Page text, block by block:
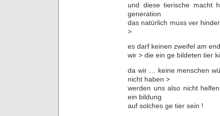
und diese tierische macht
generation
das natürlich muss ver
>
es darf keinen zweifel am
wir > die ein ge bildeten tier
da wir … keine menschen
nicht haben >
werden uns also nicht
ein bildung
auf solches ge tier sein !